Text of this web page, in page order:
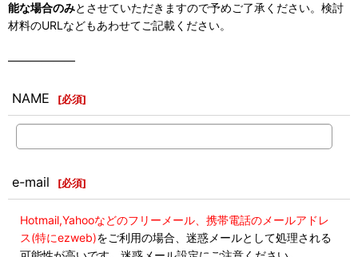
能な場合のみとさせていただきますので予めご了承ください。検討
材料のURLなどもあわせてご記載ください。
――――――
NAME [必須]
e-mail [必須]
Hotmail,Yahooなどのフリーメール、携帯電話のメールアドレ
ス(特にezweb)をご利用の場合、迷惑メールとして処理される